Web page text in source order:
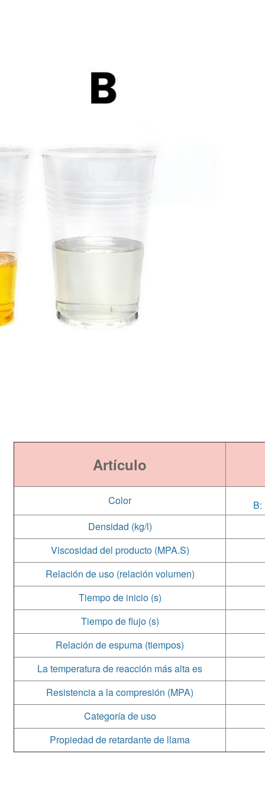
Artículo
Color
B:
Densidad (kg/l)
Viscosidad del producto (MPA.S)
Relación de uso (relación volumen)
Tiempo de inicio (s)
Tiempo de flujo (s)
Relación de espuma (tiempos)
La temperatura de reacción más alta es
Resistencia a la compresión (MPA)
Categoría de uso
Propiedad de retardante de llama